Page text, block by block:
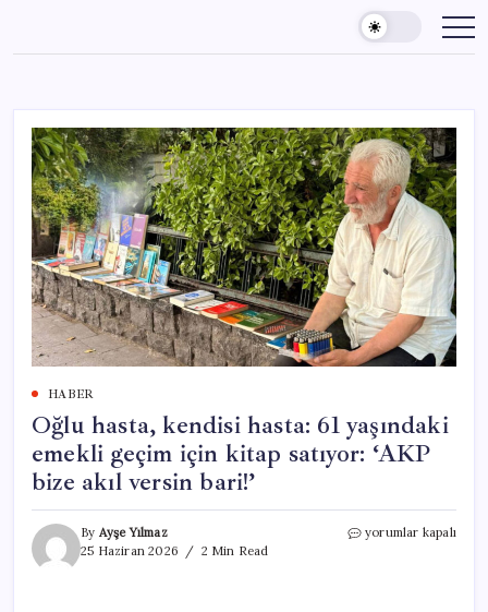
content
HABER
Oğlu hasta, kendisi hasta: 61 yaşındaki
emekli geçim için kitap satıyor: ‘AKP
bize akıl versin bari!’
By Ayşe Yılmaz
25 Haziran 2026
2 Min Read
Oğlu
yorumlar kapalı